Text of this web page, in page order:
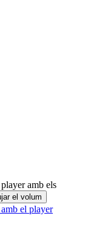
amb els
el volum
el player